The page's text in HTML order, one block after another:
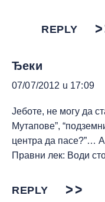
REPLY
Ђеки
07/07/2012 u 17:09
Јеботе, не могу да
Мутапове”,
центра да пасе?”…
Правни лек: Води
REPLY